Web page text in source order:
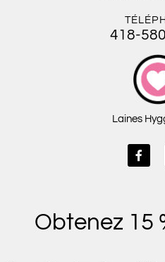
418-
Laines
F
a
o
k
Obtenez 15